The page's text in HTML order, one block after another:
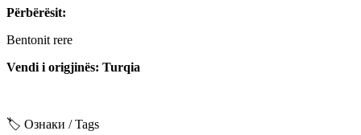
Përbërësit:
Bentonit rere
Vendi i origjinës: Turqia
🏷️ Ознаки / Tags